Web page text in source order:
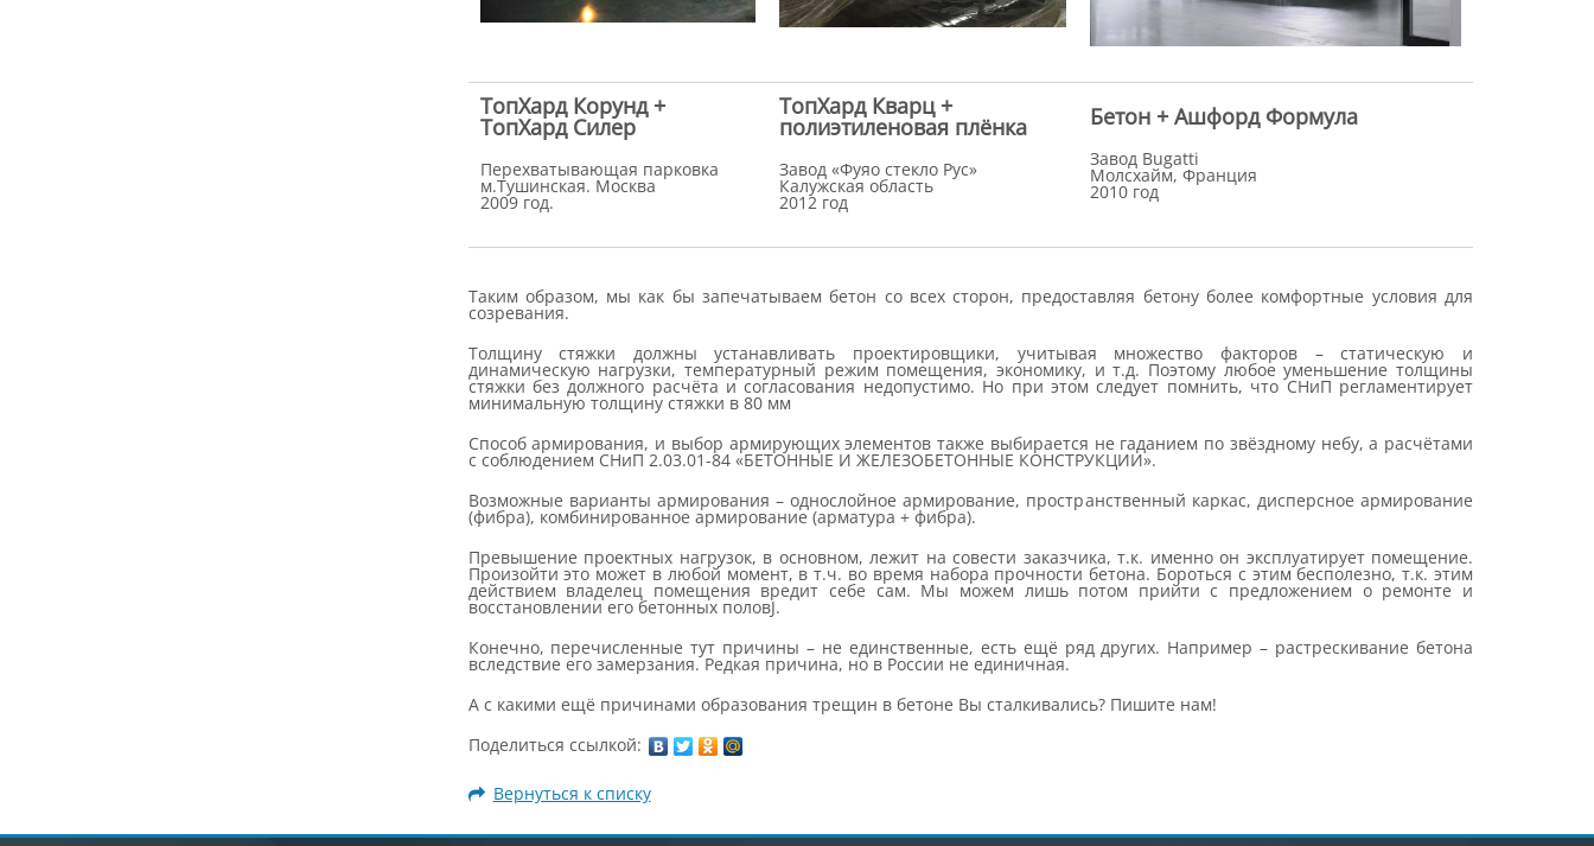
ТопХард Корунд +
ТопХард Силер
Перехватывающая парковка
м.Тушинская. Москва
2009 год.
ТопХард Кварц +
полиэтиленовая плёнка
Завод «Фуяо стекло Рус»
Калужская область
2012 год
Бетон + Ашфорд Формула
Завод Bugatti
Молсхайм, Франция
2010 год
Таким образом, мы как бы запечатываем бетон со всех сторон, предоставляя бетону более комфортные условия для
созревания.
Толщину стяжки должны устанавливать проектировщики, учитывая множество факторов – статическую и
динамическую нагрузки, температурный режим помещения, экономику, и т.д. Поэтому любое уменьшение толщины
стяжки без должного расчёта и согласования недопустимо. Но при этом следует помнить, что СНиП регламентирует
минимальную толщину стяжки в 80 мм
Способ армирования, и выбор армирующих элементов также выбирается не гаданием по звёздному небу, а расчётами
с соблюдением СНиП 2.03.01-84 «БЕТОННЫЕ И ЖЕЛЕЗОБЕТОННЫЕ КОНСТРУКЦИИ».
Возможные варианты армирования – однослойное армирование, пространственный каркас, дисперсное армирование
(фибра), комбинированное армирование (арматура + фибра).
Превышение проектных нагрузок, в основном, лежит на совести заказчика, т.к. именно он эксплуатирует помещение.
Произойти это может в любой момент, в т.ч. во время набора прочности бетона. Бороться с этим бесполезно, т.к. этим
действием владелец помещения вредит себе сам. Мы можем лишь потом прийти с предложением о ремонте и
восстановлении его бетонных половJ.
Конечно, перечисленные тут причины – не единственные, есть ещё ряд других. Например – растрескивание бетона
вследствие его замерзания. Редкая причина, но в России не единичная.
А с какими ещё причинами образования трещин в бетоне Вы сталкивались? Пишите нам!
Поделиться ссылкой:
Вернуться к списку